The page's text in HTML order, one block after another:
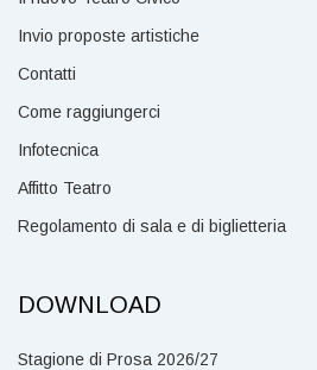
Invio proposte artistiche
Contatti
Come raggiungerci
Infotecnica
Affitto Teatro
Regolamento di sala e di biglietteria
DOWNLOAD
Stagione di Prosa 2026/27